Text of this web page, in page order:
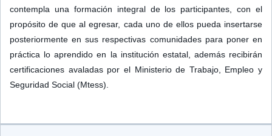
contempla una formación integral de los participantes, con el
propósito de que al egresar, cada uno de ellos pueda insertarse
posteriormente en sus respectivas comunidades para poner en
práctica lo aprendido en la institución estatal, además recibirán
certificaciones avaladas por el Ministerio de Trabajo, Empleo y
Seguridad Social (Mtess).